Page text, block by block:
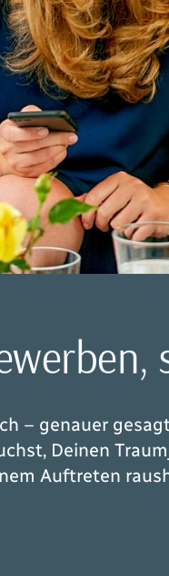
– genauer
Deinen
Auftreten